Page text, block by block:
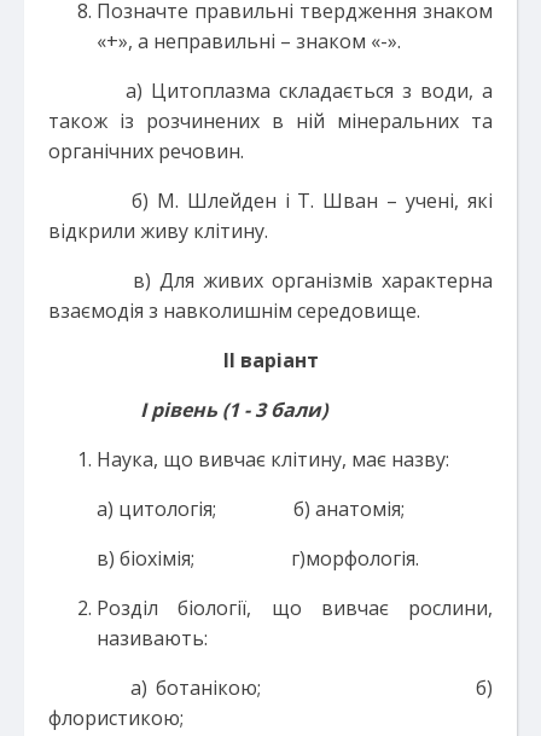
Позначте правильні твердження знаком
«+», а неправильні – знаком «-».
а) Цитоплазма складається з води, а
також із розчинених в ній мінеральних та
органічних речовин.
б) М. Шлейден і Т. Шван – учені, які
відкрили живу клітину.
в) Для живих організмів характерна
взаємодія з навколишнім середовище.
ІІ варіант
І рівень (1 - 3 бали)
Наука, що вивчає клітину, має назву:
а) цитологія; б) анатомія;
в) біохімія; г)морфологія.
Розділ біології, що вивчає рослини,
називають:
а) ботанікою; б)
флористикою;